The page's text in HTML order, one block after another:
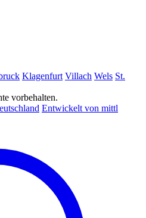
Klagenfurt Villach Wels St.
vorbehalten.
Entwickelt von mittl